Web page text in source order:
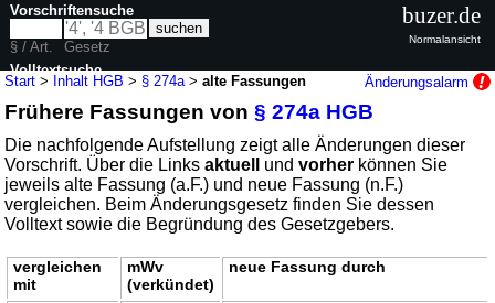
Start > Inhalt HGB > § 274a >alte Fassungen Änderungsalarm
Frühere Fassungen von§ 274a HGB
Die nachfolgende Aufstellung zeigt alle Änderungen dieser
Vorschrift. Über die Linksaktuell undvorher können Sie
jeweils alte Fassung (a.F.) und neue Fassung (n.F.)
vergleichen. Beim Änderungsgesetz finden Sie dessen
Volltext sowie die Begründung des Gesetzgebers.
vergleichen
mit
mWv
(verkündet)
neue Fassung durch
Vorschriftensuche
§ / Art.
Gesetz
Volltextsuche
nur in HGB
buzer.de
Normalansicht